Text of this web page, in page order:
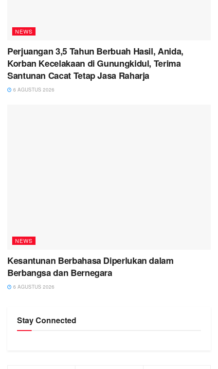
NEWS
Perjuangan 3,5 Tahun Berbuah Hasil, Anida,
Korban Kecelakaan di Gunungkidul, Terima
Santunan Cacat Tetap Jasa Raharja
6 AGUSTUS 2026
NEWS
Kesantunan Berbahasa Diperlukan dalam
Berbangsa dan Bernegara
6 AGUSTUS 2026
Stay Connected